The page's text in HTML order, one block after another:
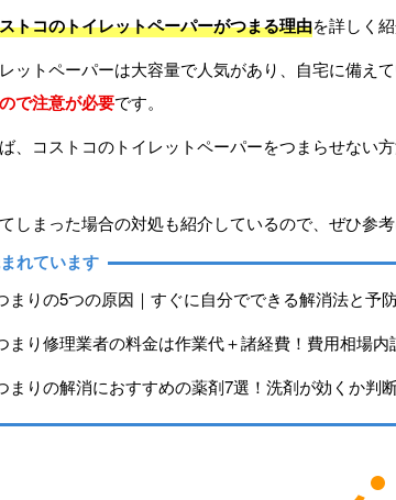
トコのトイレットペーパーがつまる理由を詳しく紹
ットペーパーは大容量で人気があり、自宅に備えて
で注意が必要です。
、コストコのトイレットペーパーをつまらせない
しまった場合の対処も紹介しているので、ぜひ参考
れています
まりの5つの原因｜すぐに自分でできる解消法と予
まり修理業者の料金は作業代＋諸経費！費用相場内
まりの解消におすすめの薬剤7選！洗剤が効くか判